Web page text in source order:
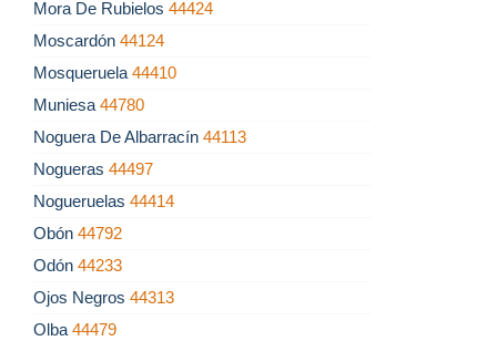
Mora De Rubielos 44424
Moscardón 44124
Mosqueruela 44410
Muniesa 44780
Noguera De Albarracín 44113
Nogueras 44497
Nogueruelas 44414
Obón 44792
Odón 44233
Ojos Negros 44313
Olba 44479